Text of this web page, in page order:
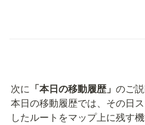
次に 「本日の移動履歴」 のご
本日の移動履歴では、その日
したルートをマップ上に残す機